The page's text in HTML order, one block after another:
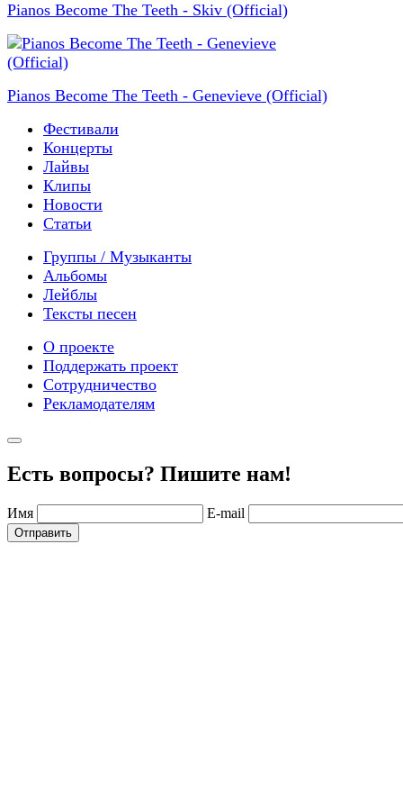
Pianos Become The Teeth - Skiv (Official)
Pianos Become The Teeth - Genevieve (Official)
Фестивали
Концерты
Лайвы
Клипы
Новости
Статьи
Группы / Музыканты
Альбомы
Лейблы
Тексты песен
О проекте
Поддержать проект
Сотрудничество
Рекламодателям
Есть вопросы? Пишите нам!
Имя E-mail